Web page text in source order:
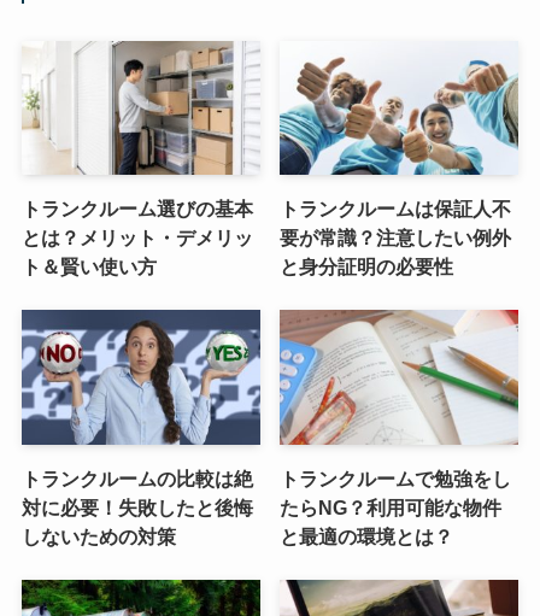
トランクルーム選びの基本
とは？メリット・デメリッ
ト＆賢い使い方
トランクルームは保証人不
要が常識？注意したい例外
と身分証明の必要性
トランクルームの比較は絶
対に必要！失敗したと後悔
しないための対策
トランクルームで勉強をし
たらNG？利用可能な物件
と最適の環境とは？